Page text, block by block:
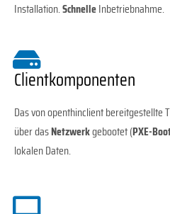
Installation.SchnelleInbetriebnahme.
Clientkomponenten
Das von openthinclient bereitgestellte
über dasNetzwerkgebootet (PXE-
lokalen Daten.